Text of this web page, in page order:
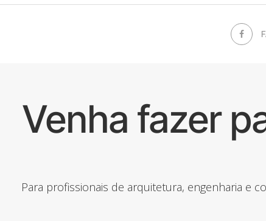
Venha fazer
Para profissionais de arquitetura, engenharia e